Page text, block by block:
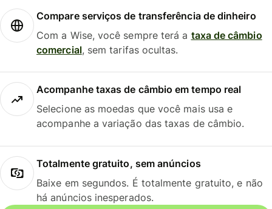
Compare serviços de transferência de dinheiro
Com a Wise, você sempre terá a taxa de câmbio
comercial, sem tarifas ocultas.
Acompanhe taxas de câmbio em tempo real
Selecione as moedas que você mais usa e
acompanhe a variação das taxas de câmbio.
Totalmente gratuito, sem anúncios
Baixe em segundos. É totalmente gratuito, e não
há anúncios inesperados.